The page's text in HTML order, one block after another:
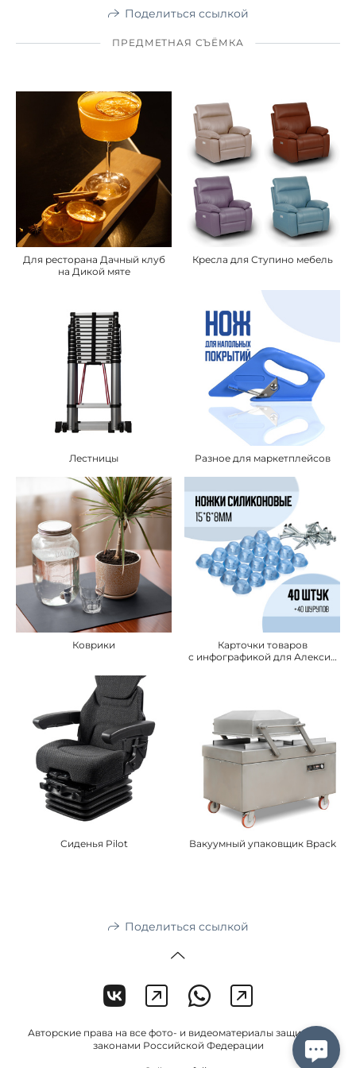
Поделиться ссылкой
ПРЕДМЕТНАЯ СЪЁМКА
Для ресторана Дачный клуб
на Дикой мяте
Кресла для Ступино мебель
Лестницы Разное для маркетплейсов
Коврики
Карточки товаров
с инфографикой для Алексин
Сиденья Pilot Вакуумный упаковщик Bpack
Поделиться ссылкой
Авторские права на все фото- и видеоматериалы защищены
законами Российской Федерации